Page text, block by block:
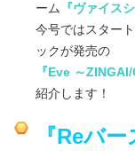
ーム
『ヴァイス
今号ではスター
ックが発売の
『Eve ～
紹介します！
『Reバ